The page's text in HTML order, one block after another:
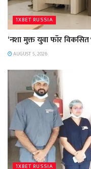
1XBET RUSSIA
‘नशा मुक्त युवा फॉर विकसित
AUGUST 5, 2026
1XBET RUSSIA